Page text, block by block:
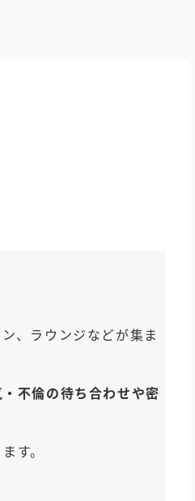
、ラウンジなどが集ま
不倫の待ち合わせや密
す。